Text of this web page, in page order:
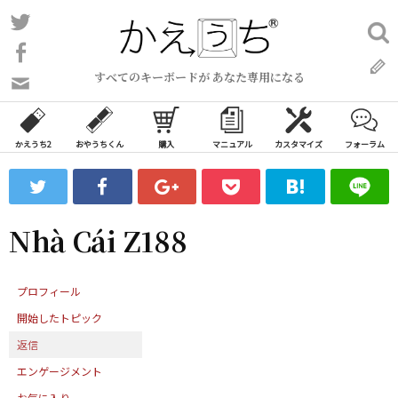
コ
ン
ン
ツ
ス
ッ
プ
すべてのキーボードが あなた専用になる
い
合
わ
フ
ォ
ム
検
索:
かえうち2 おやうちくん 購入 マニュアル カスタマイズ フォーラム
Nhà Cái Z188
プロフィール
開始したトピック
返信
エンゲージメント